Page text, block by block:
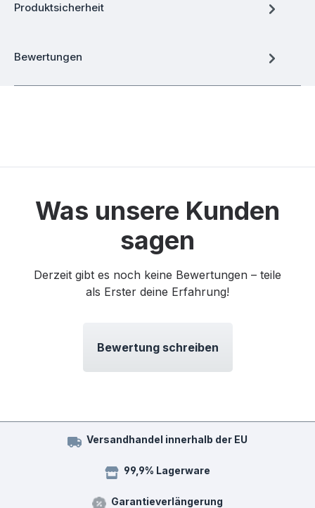
Produktsicherheit
Bewertungen
Was unsere Kunden
sagen
Derzeit gibt es noch keine Bewertungen – teile
als Erster deine Erfahrung!
Bewertung schreiben
Versandhandel innerhalb der EU
99,9% Lagerware
Garantieverlängerung